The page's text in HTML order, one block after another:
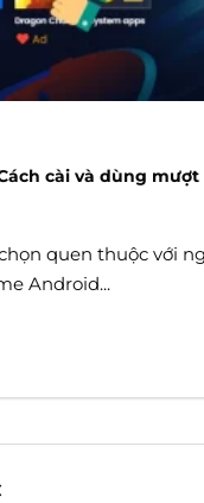
cài và dùng mượt
quen thuộc với
Android...